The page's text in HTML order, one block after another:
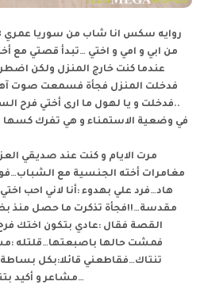
روايه سكس
من ابي و امي و اختي …تبدأ قصتي مع
عندما كنت خارج المنزل ولكن
فدخلت المنزل فجأة فسمعت صوت
..فدخلت و يا لهول ما ارى أختي فرح
في وضعية الاستمناء و هي تفرك كسها
مرت الايام و كنت عند صديقي
مغامرات أخته الجنسية مع
هاد…فرد علي بهدوء :أنا لاني احب
مقدسة…!!فجأة تذكرت ما حصل منذ
القصة فقال :عادي بتكون اختك
فمشت حالها باصبعتها…قلتله
تنتاك…فقاطعني قائلا:بكل
مشاعر و أكيد بتنتاك من ورا ظهرك….شي عادي…